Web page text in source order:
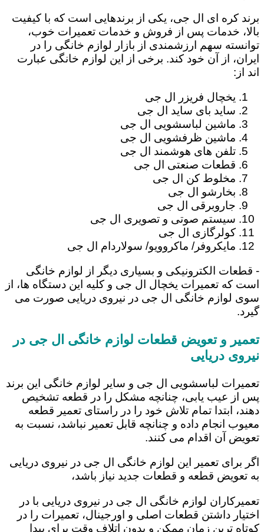
برند کره ای ال جی، یکی از برندهایی است که با کیفیت
بالا، خدمات پس از فروش و خدمات تعمیرات خوب،
توانسته سهم ارزشمندی از بازار لوازم خانگی را در
ایران، از آن خود کند. برخی از این لوازم خانگی عبارت
اند از:
یخچال فریزر ال جی
ساید بای ساید ال جی
ماشین لباسشویی ال جی
ماشین ظرفشویی ال جی
تلفن های هوشمند ال جی
قطعات صنعتی ال جی
مخلوط کن ال جی
بخارشو ال جی
جاروبرقی ال جی
سیستم صوتی و تصویری ال جی
کولرگازی ال جی
مایکروفر/ ماکروویو/ سولاردام ال جی
- قطعات الکترونیکی و بسیاری دیگر از لوازم خانگی
است که تعمیرات یخچال ال جی و کلیه این دستگاه ها، از
سوی لوازم خانگی ال جی در نیروی دریایی صورت می
گیرد.
تعمیر و تعویض قطعات لوازم خانگی ال جی در
نیروی دریایی
تعمیرات لباسشویی ال جی و سایر لوازم خانگی این برند
پس از عیب یابی، چنانچه مشکل را در قطعه تشخیص
دهند، ابتدا تمام تلاش خود را در راستای تعمیر قطعه
معیوب انجام داده و چنانچه قابل تعمیر نباشد، نسبت به
تعویض آن اقدام می کنند.
اگر برای تعمیر این لوازم خانگی ال جی در نیروی دریایی
به تعویض قطعه و قطعات جدید نیاز باشد،
تعمیرکاران لوازم خانگی ال جی در نیروی دریایی با در
اختیار داشتن قطعات اصلی و اورجینال، تعمیرات را در
کوتاه ترین زمان ممکن و بدون اتلاف وقت برای پیدا